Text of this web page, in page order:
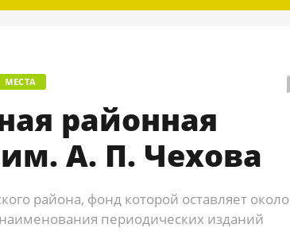
МЕСТА
районная
А. П. Чехова
района, фонд которой оставляет около
периодических изданий